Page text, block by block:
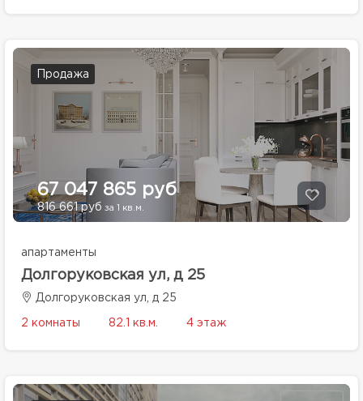
Продажа
67 047 865 руб
816 661 руб за 1 кв.м.
апартаменты
Долгоруковская ул, д 25
Долгоруковская ул, д 25
2 комнаты 82.1 кв.м. 4 этаж